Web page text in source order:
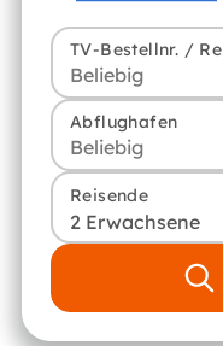
TV-Bestellnr. /
Abflughafen
Reisende
2 Erwachsene